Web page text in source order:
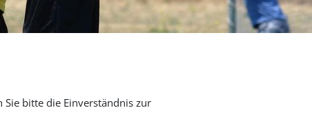
Sie bitte die Einverständnis zur